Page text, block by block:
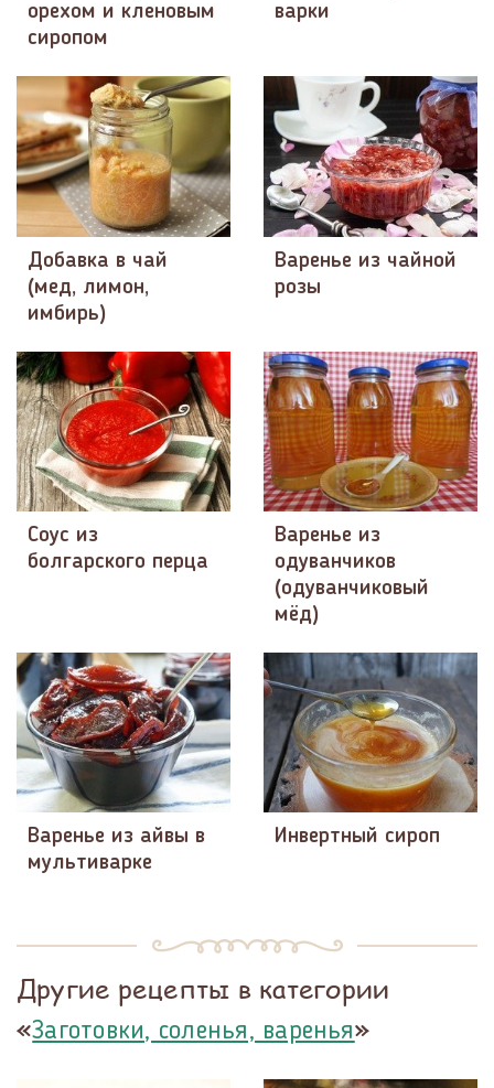
орехом и кленовым
сиропом
варки
Добавка в чай
(мед, лимон,
имбирь)
Варенье из чайной
розы
Соус из
болгарского перца
Варенье из
одуванчиков
(одуванчиковый
мёд)
Варенье из айвы в
мультиварке
Инвертный сироп
Другие рецепты в категории
«Заготовки, соленья, варенья»